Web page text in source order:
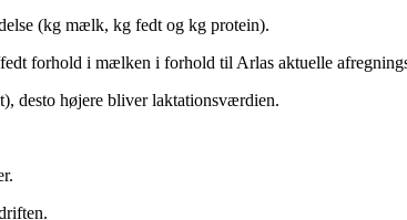
(kg mælk, kg fedt og kg protein).
forhold i mælken i forhold til Arlas aktuelle
desto højere bliver laktationsværdien.